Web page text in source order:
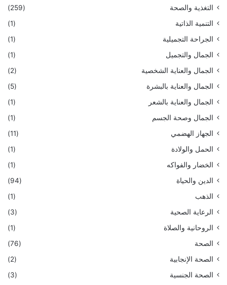
التغذية والصحة
(259)
التنمية الذاتية
(1)
الجراحة التجميلية
(1)
الجمال والتجميل
(1)
الجمال والعناية الشخصية
(2)
الجمال والعناية بالبشرة
(5)
الجمال والعناية بالشعر
(1)
الجمال وصحة الجسم
(1)
الجهاز الهضمي
(11)
الحمل والولادة
(1)
الخضار والفواكه
(1)
الدين والحياة
(94)
الذهب
(1)
الرعاية الصحية
(3)
الروحانية والصلاة
(1)
الصحة
(76)
الصحة الإنجابية
(2)
الصحة الجنسية
(3)